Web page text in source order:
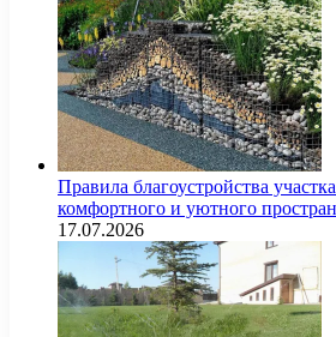
Правила благоустройства
комфортного и уютного
17.07.2026